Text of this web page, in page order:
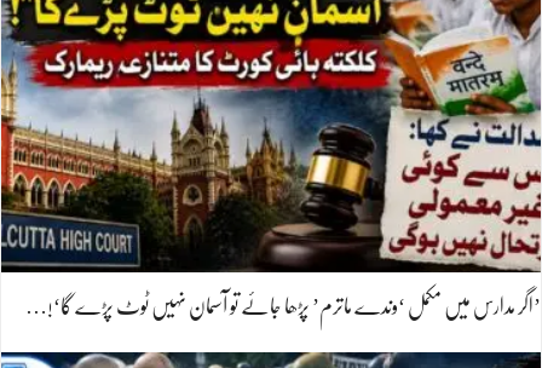
’اگر مدارس میں مکمل ‘وندے ماترم’ پڑھا جائے تو آسمان نہیں ٹوٹ پڑے گا‘!…